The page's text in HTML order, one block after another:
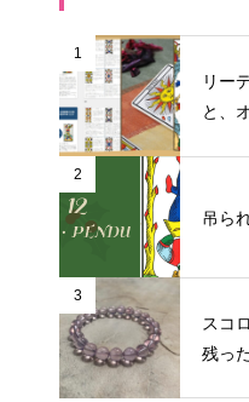
1
リー
と、
2
吊ら
3
スコ
残っ